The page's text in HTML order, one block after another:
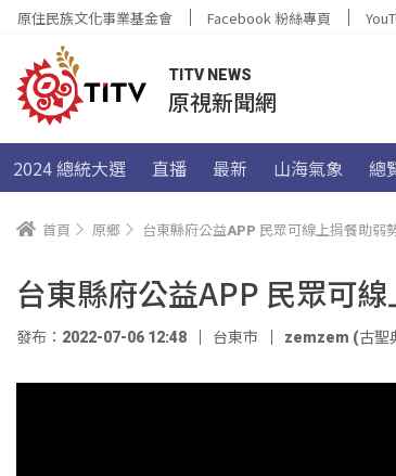
原住民族文化事業基金會 Facebook 粉絲專頁
TITV NEWS
原視新聞網
2024 總統大選 直播 最新 山海氣象 總
首頁 原鄉 台東縣府公益APP 民眾可線上捐餐助弱
台東縣府公益APP 民眾可
發布：2022-07-06 12:48 台東市 zemzem (古聖